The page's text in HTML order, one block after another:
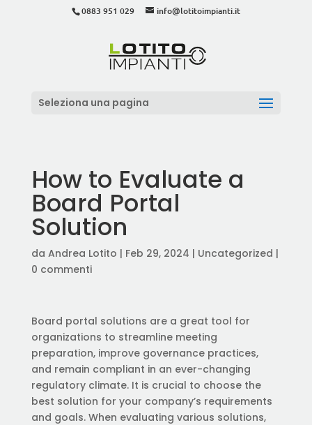
0883 951 029 info@lotitoimpianti.it
Seleziona una pagina
How to Evaluate a
Board Portal
Solution
da Andrea Lotito | Feb 29, 2024 | Uncategorized |
0 commenti
Board portal solutions are a great tool for
organizations to streamline meeting
preparation, improve governance practices,
and remain compliant in an ever-changing
regulatory climate. It is crucial to choose the
best solution for your company’s requirements
and goals. When evaluating various solutions,